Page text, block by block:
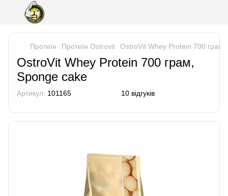
Протеїн Протеїн Ostrovit OstroVit Whey Protein 700 грам,
OstroVit Whey Protein 700 грам,
Sponge cake
Артикул: 101165 10 відгуків